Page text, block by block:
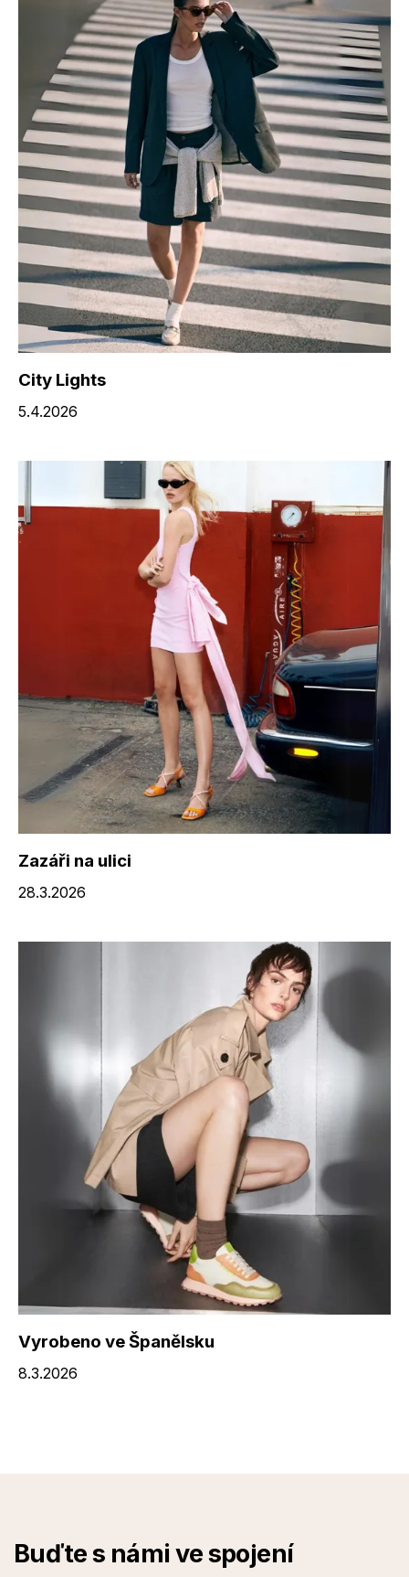
City Lights
5.4.2026
Zazáři na ulici
28.3.2026
Vyrobeno ve Španělsku
8.3.2026
Buďte s námi ve spojení